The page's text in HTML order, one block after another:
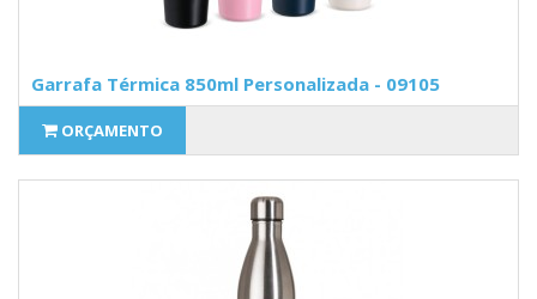
Garrafa Térmica 850ml Personalizada - 09105
ORÇAMENTO